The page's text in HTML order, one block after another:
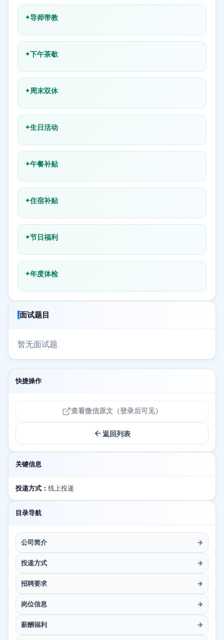
导师带教
下午茶歇
周末双休
生日活动
午餐补贴
住宿补贴
节日福利
年度体检
面试题目
暂无面试题
快捷操作
查看微信原文（登录后可见）
返回列表
关键信息
投递方式： 线上投递
目录导航
公司简介 →
投递方式 →
招聘要求 →
岗位信息 →
薪酬福利 →